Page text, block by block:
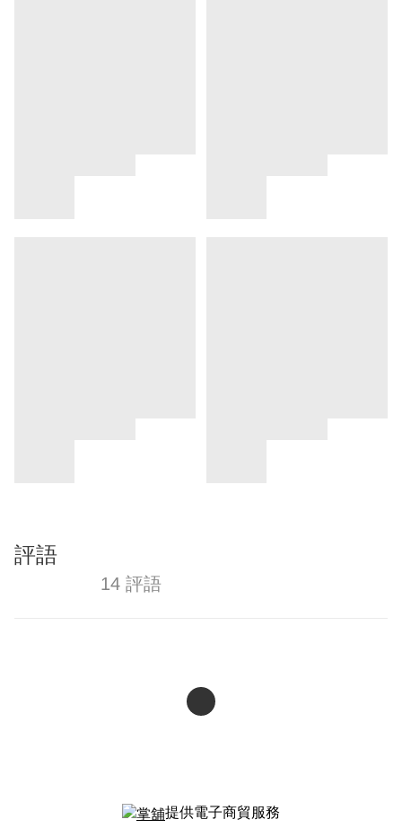
評語
14 評語
提供電子商貿服務